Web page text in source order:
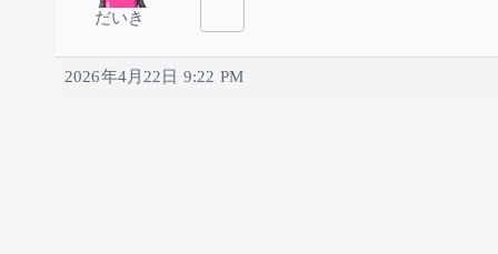
2026年4月22日 9:22 PM
だいき